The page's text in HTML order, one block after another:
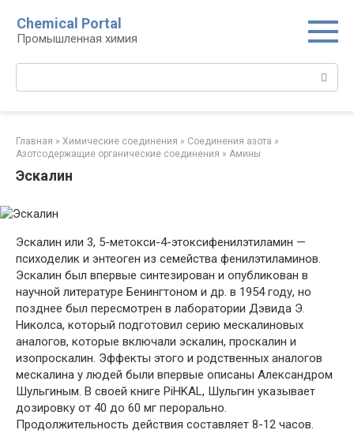
контенту
Chemical Portal
Промышленная химия
Главная » Химические соединения » Соединения азота »
Азотсодержащие органические соединения » Амины‎
Эскалин
Эскалин или 3, 5-метокси-4-этоксифенилэтиламин —
психоделик и энтеоген из семейства фенилэтиламинов.
Эскалин был впервые синтезирован и опубликован в
научной литературе Бенингтоном и др. в 1954 году, но
позднее был пересмотрен в лаборатории Дэвида Э.
Николса, который подготовил серию мескалиновых
аналогов, которые включали эскалин, проскалин и
изопроскалин. Эффекты этого и родственных аналогов
мескалина у людей были впервые описаны Александром
Шульгиным. В своей книге PiHKAL, Шульгин указывает
дозировку от 40 до 60 мг перорально.
Продолжительность действия составляет 8-12 часов.